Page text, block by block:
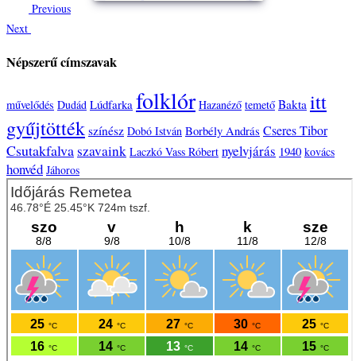
Previous
Next
Népszerű címszavak
művelődés Dudád Lúdfarka folklór Hazanéző temető Bakta itt
gyűjtötték színész Dobó István Borbély András Cseres Tibor
Csutakfalvaszavaink Laczkó Vass Róbert nyelvjárás 1940 kovács
honvéd Jáhoros